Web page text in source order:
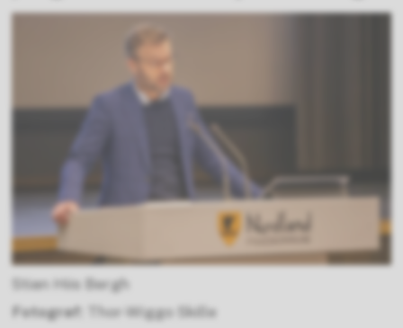
Stian Hiis Bergh
Thor-Wiggo Skille